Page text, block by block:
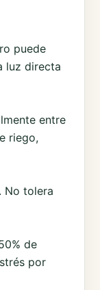
puede
luz directa
entre
riego,
No tolera
de
por